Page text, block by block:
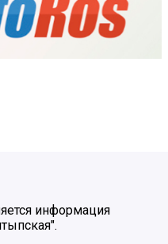
информация